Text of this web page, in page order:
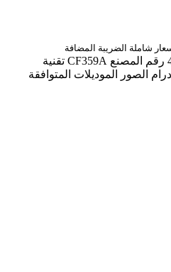
شاملة الضريبة المضافة
المواصفات رقم الصنف 454748 رقم المصنع CF359A تقنية
الصور الموديلات المتوافقة